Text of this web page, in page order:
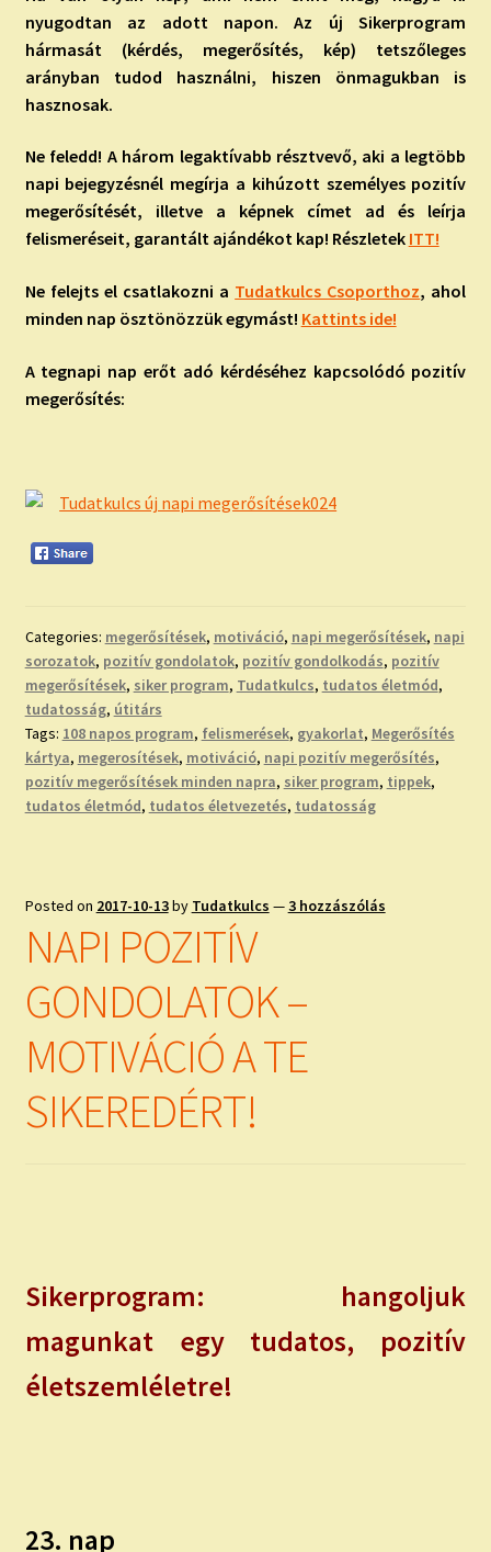
nyugodtan az adott napon. Az új Sikerprogram
hármasát (kérdés, megerősítés, kép) tetszőleges
arányban tudod használni, hiszen önmagukban is
hasznosak.
Ne feledd! A három legaktívabb résztvevő, aki a legtöbb
napi bejegyzésnél megírja a kihúzott személyes pozitív
megerősítését, illetve a képnek címet ad és leírja
felismeréseit, garantált ajándékot kap! Részletek ITT!
Ne felejts el csatlakozni a Tudatkulcs Csoporthoz, ahol
minden nap ösztönözzük egymást! Kattints ide!
A tegnapi nap erőt adó kérdéséhez kapcsolódó pozitív
megerősítés:
Categories: megerősítések, motiváció, napi megerősítések, napi
sorozatok, pozitív gondolatok, pozitív gondolkodás, pozitív
megerősítések, siker program, Tudatkulcs, tudatos életmód,
tudatosság, útitárs
Tags: 108 napos program, felismerések, gyakorlat, Megerősítés
kártya, megerosítések, motiváció, napi pozitív megerősítés,
pozitív megerősítések minden napra, siker program, tippek,
tudatos életmód, tudatos életvezetés, tudatosság
Posted on 2017-10-13by Tudatkulcs —3 hozzászólás
NAPI POZITÍV
GONDOLATOK –
MOTIVÁCIÓ A TE
SIKEREDÉRT!
Sikerprogram: hangoljuk
magunkat egy tudatos, pozitív
életszemléletre!
23. nap